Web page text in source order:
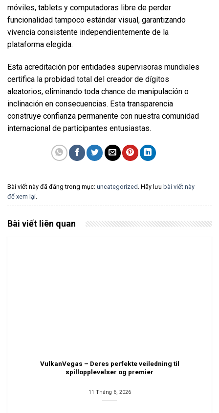
móviles, tablets y computadoras libre de perder
funcionalidad tampoco estándar visual, garantizando
vivencia consistente independientemente de la
plataforma elegida.
Esta acreditación por entidades supervisoras mundiales
certifica la probidad total del creador de dígitos
aleatorios, eliminando toda chance de manipulación o
inclinación en consecuencias. Esta transparencia
construye confianza permanente con nuestra comunidad
internacional de participantes entusiastas.
Bài viết này đã đăng trong mục: uncategorized . Hãy lưu bài viết này
để xem lại.
Bài viết liên quan
VulkanVegas – Deres perfekte veiledning til
spillopplevelser og premier
11 Tháng 6, 2026